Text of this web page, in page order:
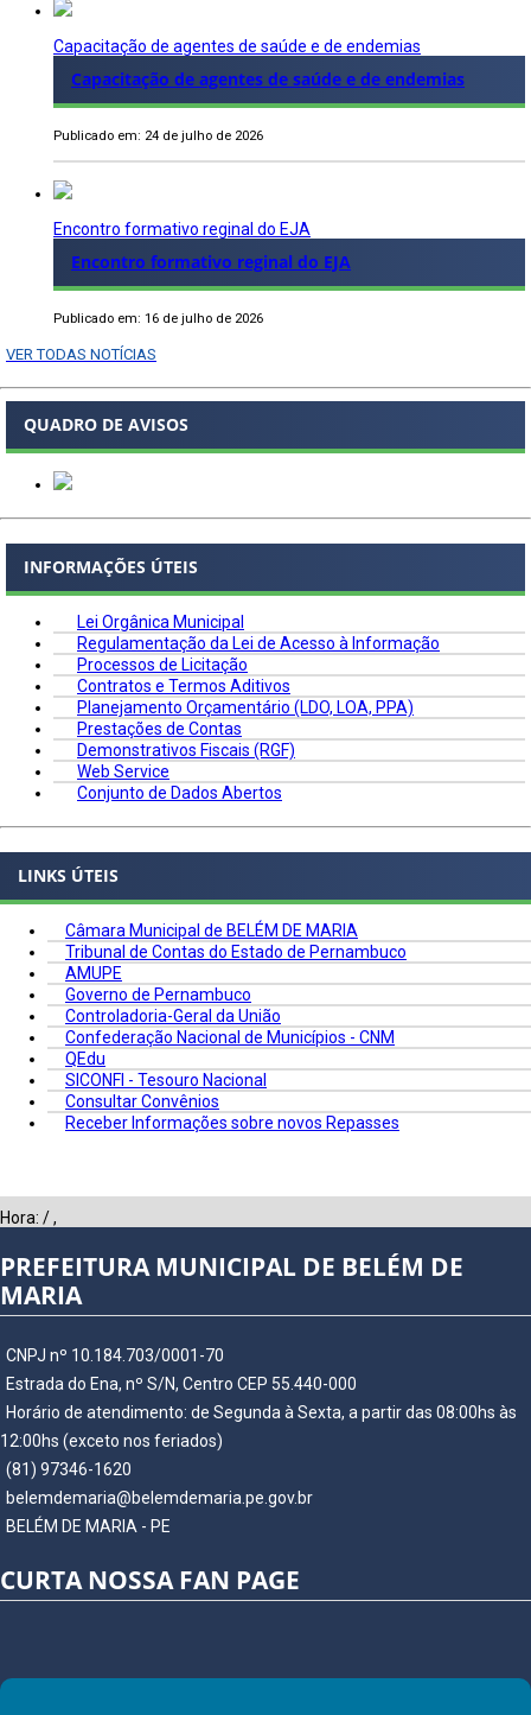
Capacitação de agentes de saúde e de endemias
Capacitação de agentes de saúde e de endemias
Publicado em: 24 de julho de 2026
Encontro formativo reginal do EJA
Encontro formativo reginal do EJA
Publicado em: 16 de julho de 2026
VER TODAS NOTÍCIAS
QUADRO DE AVISOS
INFORMAÇÕES ÚTEIS
Lei Orgânica Municipal
Regulamentação da Lei de Acesso à Informação
Processos de Licitação
Contratos e Termos Aditivos
Planejamento Orçamentário (LDO, LOA, PPA)
Prestações de Contas
Demonstrativos Fiscais (RGF)
Web Service
Conjunto de Dados Abertos
LINKS ÚTEIS
Câmara Municipal de BELÉM DE MARIA
Tribunal de Contas do Estado de Pernambuco
AMUPE
Governo de Pernambuco
Controladoria-Geral da União
Confederação Nacional de Municípios - CNM
QEdu
SICONFI - Tesouro Nacional
Consultar Convênios
Receber Informações sobre novos Repasses
Hora: /,
PREFEITURA MUNICIPAL DE BELÉM DE
MARIA
CNPJ nº 10.184.703/0001-70
Estrada do Ena, nº S/N, Centro CEP 55.440-000
Horário de atendimento: de Segunda à Sexta, a partir das 08:00hs às
12:00hs (exceto nos feriados)
(81) 97346-1620
belemdemaria@belemdemaria.pe.gov.br
BELÉM DE MARIA - PE
CURTA NOSSA FAN PAGE